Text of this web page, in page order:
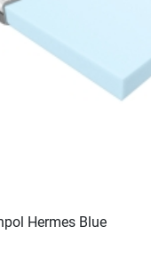
Hermes Blue